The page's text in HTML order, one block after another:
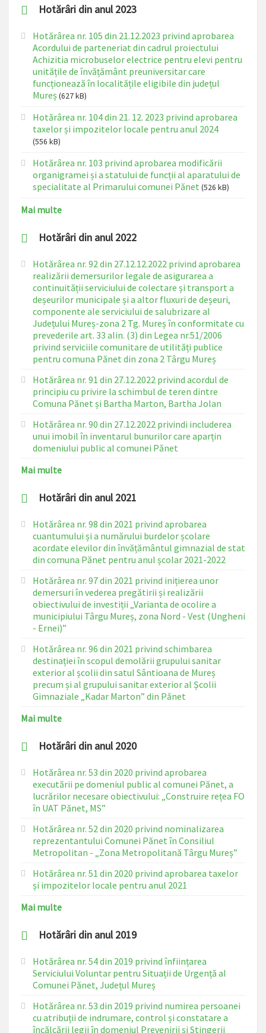
Hotărâri din anul 2023
Hotărârea nr. 105 din 21.12.2023 privind aprobarea
Acordului de parteneriat din cadrul proiectului
Achizitia microbuselor electrice pentru elevi pentru
unitățile de învățământ preuniversitar care
funcționează în localitățile eligibile din județul
Mureș (627 kB)
Hotărârea nr. 104 din 21. 12. 2023 privind aprobarea
taxelor și impozitelor locale pentru anul 2024
(556 kB)
Hotărârea nr. 103 privind aprobarea modificării
organigramei și a statului de funcții al aparatului de
specialitate al Primarului comunei Pănet (526 kB)
Mai multe
Hotărâri din anul 2022
Hotărârea nr. 92 din 27.12.12.2022 privind aprobarea
realizării demersurilor legale de asigurarea a
continuității serviciului de colectare și transport a
deșeurilor municipale și a altor fluxuri de deșeuri,
componente ale serviciului de salubrizare al
Județului Mureș-zona 2 Tg. Mureș în conformitate cu
prevederile art. 33 alin. (3) din Legea nr.51/2006
privind serviciile comunitare de utilități publice
pentru comuna Pănet din zona 2 Târgu Mureș
Hotărârea nr. 91 din 27.12.2022 privind acordul de
principiu cu privire la schimbul de teren dintre
Comuna Pănet și Bartha Marton, Bartha Jolan
Hotărârea nr. 90 din 27.12.2022 privindi includerea
unui imobil în inventarul bunurilor care aparțin
domeniului public al comunei Pănet
Mai multe
Hotărâri din anul 2021
Hotărârea nr. 98 din 2021 privind aprobarea
cuantumului și a numărului burdelor școlare
acordate elevilor din învățământul gimnazial de stat
din comuna Pănet pentru anul școlar 2021-2022
Hotărârea nr. 97 din 2021 privind inițierea unor
demersuri în vederea pregătirii și realizării
obiectivului de investiții „Varianta de ocolire a
municipiului Târgu Mureș, zona Nord - Vest (Ungheni
- Ernei)”
Hotărârea nr. 96 din 2021 privind schimbarea
destinației în scopul demolării grupului sanitar
exterior al școlii din satul Sântioana de Mureș
precum și al grupului sanitar exterior al Școlii
Gimnaziale „Kadar Marton” din Pănet
Mai multe
Hotărâri din anul 2020
Hotărârea nr. 53 din 2020 privind aprobarea
executării pe domeniul public al comunei Pănet, a
lucrărilor necesare obiectivului: „Construire rețea FO
în UAT Pănet, MS”
Hotărârea nr. 52 din 2020 privind nominalizarea
reprezentantului Comunei Pănet în Consiliul
Metropolitan - „Zona Metropolitană Târgu Mureș”
Hotărârea nr. 51 din 2020 privind aprobarea taxelor
și impozitelor locale pentru anul 2021
Mai multe
Hotărâri din anul 2019
Hotărârea nr. 54 din 2019 privind înființarea
Serviciului Voluntar pentru Situații de Urgență al
Comunei Pănet, Județul Mureș
Hotărârea nr. 53 din 2019 privind numirea persoanei
cu atribuții de indrumare, control și constatare a
încălcării legii în domeniul Prevenirii și Stingerii